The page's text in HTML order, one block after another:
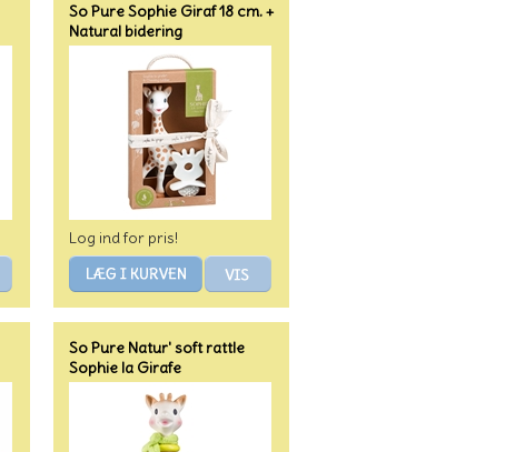
So Pure Sophie Giraf 18 cm. +
Natural bidering
Log ind for pris!
So Pure Natur' soft rattle
Sophie la Girafe